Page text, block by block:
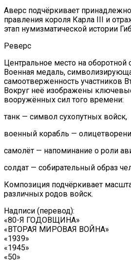
Аверс подчёркивает
правления короля Карла III и
этап нумизматической истории
Реверс
Центральное место на оборотной
Военная медаль,
самоотверженность участников
Вокруг неё изображены
вооружённых сил того времени:
танк — символ сухопутных войск,
военный корабль —
самолёт — напоминание о роли
солдат — собирательный образ
Композиция подчёркивает
различных родов войск.
Надписи (перевод):
«80-Я ГОДОВЩИНА»
«ВТОРАЯ МИРОВАЯ ВОЙНА»
«1939»
«1945»
«50»